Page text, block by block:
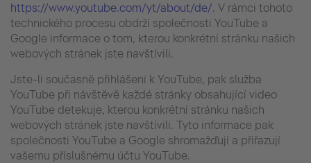
https://www.youtube.com/yt/about/de/. V rámci tohoto
technického procesu obdrží společnosti YouTube a
Google informace o tom, kterou konkrétní stránku našich
webových stránek jste navštívili.
Jste-li současně přihlášeni k YouTube, pak služba
YouTube při návštěvě každé stránky obsahující video
YouTube detekuje, kterou konkrétní stránku našich
webových stránek jste navštívili. Tyto informace pak
společnosti YouTube a Google shromažďují a přiřazují
vašemu příslušnému účtu YouTube.